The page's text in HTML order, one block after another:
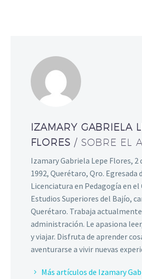
IZAMARY GABRIELA
FLORES / SOBRE EL
Izamary Gabriela Lepe Flores, 2
1992, Querétaro, Qro. Egresada
Licenciatura en Pedagogía en el
Estudios Superiores del Bajío,
Querétaro. Trabaja actualmente
administración. Le apasiona
y viajar. Disfruta de aprender
aventurarse a vivir nuevas
Más artículos de Izamary